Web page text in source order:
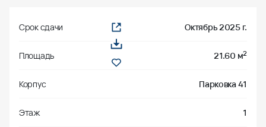
Срок сдачи Октябрь 2025 г.
Площадь 21.60 м2
Корпус Парковка 41
Этаж 1